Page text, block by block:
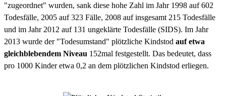
"zugeordnet" wurden, sank diese hohe Zahl im Jahr 1998 auf 602
Todesfälle, 2005 auf 323 Fälle, 2008 auf insgesamt 215 Todesfälle
und im Jahr 2012 auf 131 ungeklärte Todesfälle (SIDS). Im Jahr
2013 wurde der "Todesumstand" plötzliche Kindstod auf etwa
gleichblebendem Niveau 152mal festgestellt. Das bedeutet, dass
pro 1000 Kinder etwa 0,2 an dem plötzlichen Kindstod erliegen.